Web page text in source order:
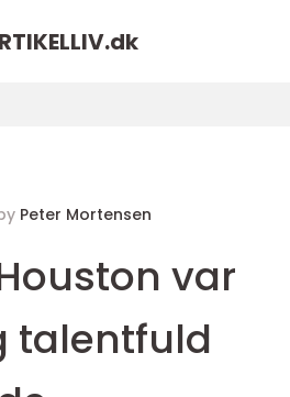
dk
Peter Mortensen
var
talentfuld